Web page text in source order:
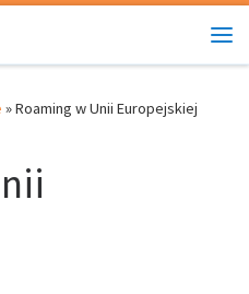
»Roaming w Unii Europejskiej